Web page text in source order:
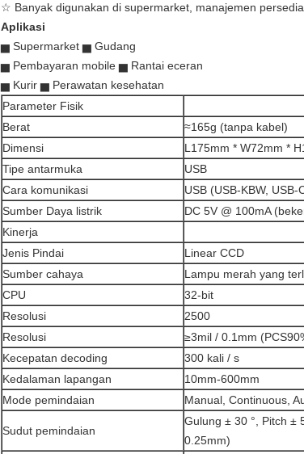
☆ Banyak digunakan di supermarket, manajemen
Aplikasi
▅ Supermarket ▅ Gudang
▅ Pembayaran mobile ▅ Rantai eceran
▅ Kurir ▅ Perawatan kesehatan
Parameter Fisik
Berat
≈165g (tanpa kabel)
Dimensi
L175mm * W72mm *
Tipe antarmuka
USB
Cara komunikasi
USB (USB-KBW, USB-
Sumber Daya listrik
DC 5V @ 100mA
Kinerja
Jenis Pindai
Linear CCD
Sumber cahaya
Lampu merah yang
CPU
32-bit
Resolusi
2500
Resolusi
≥3mil / 0.1mm
Kecepatan decoding
300 kali / s
Kedalaman lapangan
10mm-600mm
Mode pemindaian
Manual, Continuous,
Sudut pemindaian
Gulung ± 30 °, Pitch ±
0.25mm)